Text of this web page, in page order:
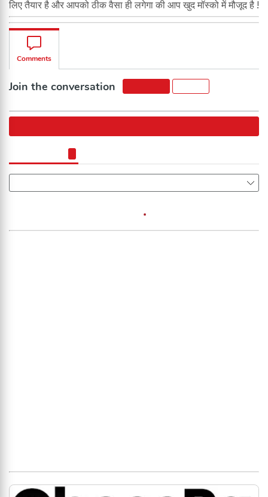
लिए तैयार है और आपको ठीक वैसा ही लगेगा की आप खुद मॉस्को में मौजूद है !